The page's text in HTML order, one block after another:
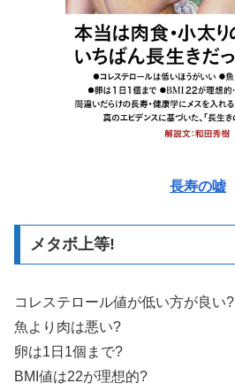
長寿の嘘
メタボ上等!
コレステロール値が低い方が良い?
魚より肉は悪い?
卵は1日1個まで?
BMI値は22が理想的?